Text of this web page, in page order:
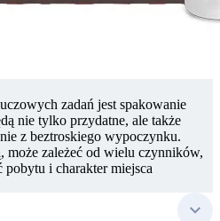
zadań jest spakowanie
nie tylko przydatne, ale także
z beztroskiego wypoczynku.
może zależeć od wielu czynników,
pobytu i charakter miejsca